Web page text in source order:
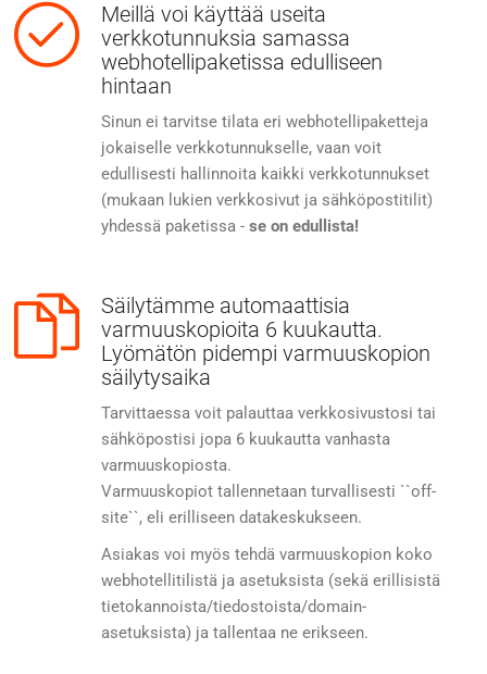
Meillä voi käyttää useita
verkkotunnuksia samassa
webhotellipaketissa edulliseen
hintaan
Sinun ei tarvitse tilata eri webhotellipaketteja
jokaiselle verkkotunnukselle, vaan voit
edullisesti hallinnoita kaikki verkkotunnukset
(mukaan lukien verkkosivut ja sähköpostitilit)
yhdessä paketissa -se on edullista!
Säilytämme automaattisia
varmuuskopioita 6 kuukautta.
Lyömätön pidempi varmuuskopion
säilytysaika
Tarvittaessa voit palauttaa verkkosivustosi tai
sähköpostisi jopa 6 kuukautta vanhasta
varmuuskopiosta.
Varmuuskopiot tallennetaan turvallisesti ``off-
site``, eli erilliseen datakeskukseen.
Asiakas voi myös tehdä varmuuskopion koko
webhotellitilistä ja asetuksista (sekä erillisistä
tietokannoista/tiedostoista/domain-
asetuksista) ja tallentaa ne erikseen.